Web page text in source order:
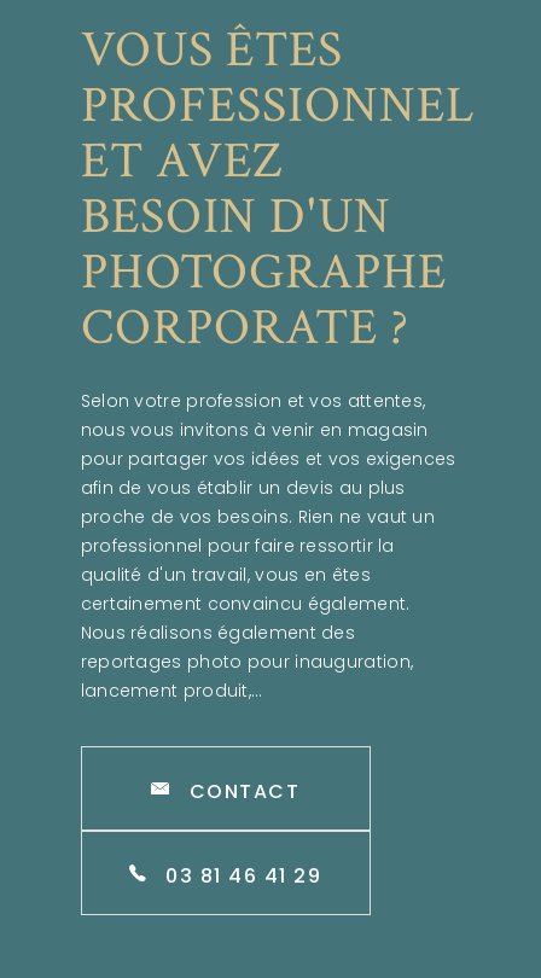
VOUS ÊTES
PROFESSIONNEL
ET AVEZ
BESOIN D'UN
PHOTOGRAPHE
CORPORATE ?
Selon votre profession et vos attentes,
nous vous invitons à venir en magasin
pour partager vos idées et vos exigences
afin de vous établir un devis au plus
proche de vos besoins. Rien ne vaut un
professionnel pour faire ressortir la
qualité d'un travail, vous en êtes
certainement convaincu également.
Nous réalisons également des
reportages photo pour inauguration,
lancement produit,…
CONTACT
03 81 46 41 29